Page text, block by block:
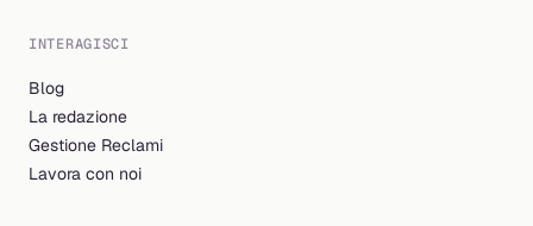
INTERAGISCI
Blog
La redazione
Gestione Reclami
Lavora con noi